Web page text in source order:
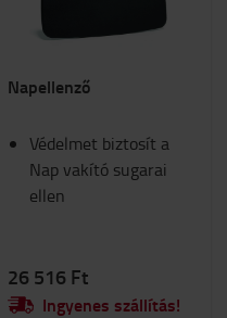
targonca
Napellenző
Védelmet biztosít a
Nap vakító sugarai
ellen
26 516 Ft
Ingyenes szállítás!